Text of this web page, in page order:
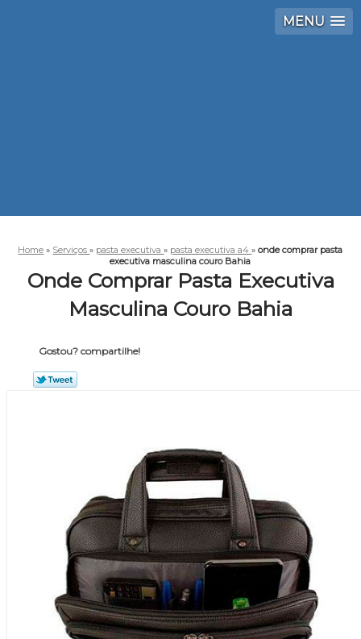
MENU
Home » Serviços» pasta executiva» pasta executiva a4»onde comprar pasta
executiva masculina couro Bahia
Onde Comprar Pasta Executiva
Masculina Couro Bahia
Gostou? compartilhe!